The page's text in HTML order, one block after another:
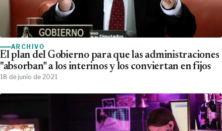
ARCHIVO
El plan del Gobierno para que las administraciones
"absorban" a los interinos y los conviertan en fijos
18 de junio de 2021